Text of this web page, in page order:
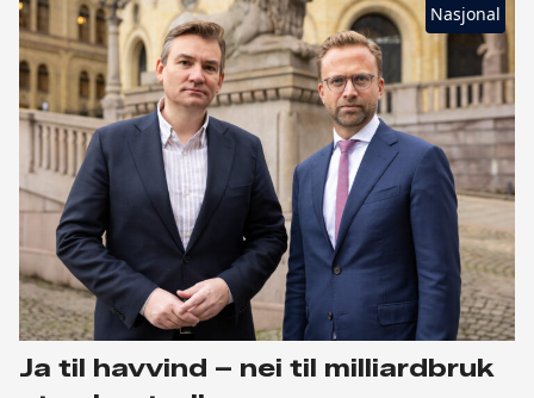
Nasjonal
Ja til havvind – nei til milliardbruk